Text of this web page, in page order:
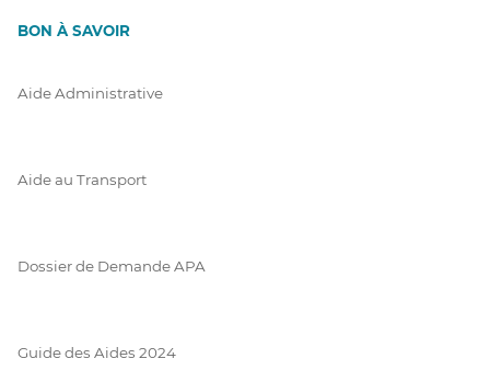
BON À SAVOIR
Aide Administrative
Aide au Transport
Dossier de Demande APA
Guide des Aides 2024